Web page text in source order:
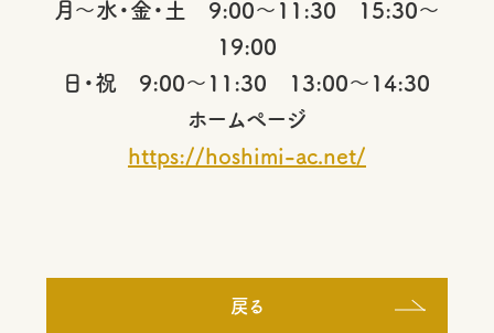
月～水・金・土 9:00～11:30 15:30～
19:00
日・祝 9:00～11:30 13:00～14:30
ホームページ
https://hoshimi-ac.net/
戻る